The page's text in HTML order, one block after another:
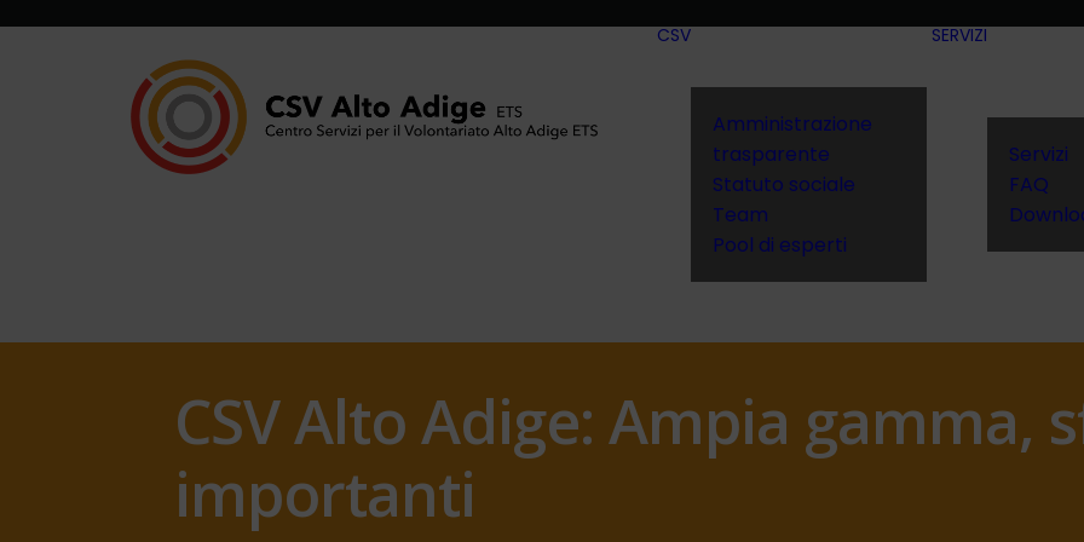
CSV
Amministrazione
trasparente
Statuto sociale
Team
Pool di esperti
SERVIZI
Servizi
FAQ
CSV Alto Adige: Ampia gamma,
importanti